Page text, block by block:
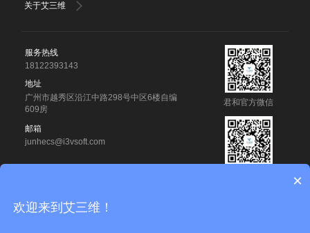
关于艾三维
服务热线
18122393143
地址
广州市越秀区沿江中路298号中区6楼自编
609房
邮箱
junhecs@i3vsoft.com
君和官方微信
广州君和信息技术有限公司 版权所有
×
欢迎来到艾三维！